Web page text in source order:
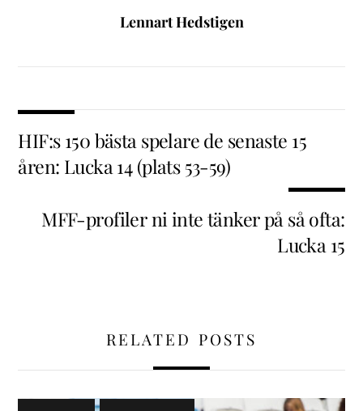
Lennart Hedstigen
HIF:s 150 bästa spelare de senaste 15
åren: Lucka 14 (plats 53-59)
MFF-profiler ni inte tänker på så ofta:
Lucka 15
RELATED POSTS